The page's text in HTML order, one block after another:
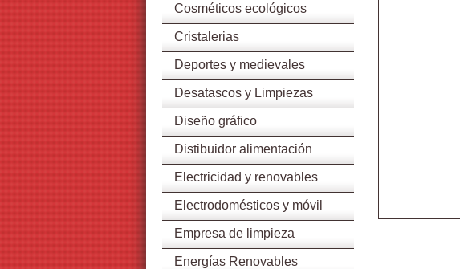
Cosméticos ecológicos
Cristalerias
Deportes y medievales
Desatascos y Limpiezas
Diseño gráfico
Distibuidor alimentación
Electricidad y renovables
Electrodomésticos y móvil
Empresa de limpieza
Energías Renovables